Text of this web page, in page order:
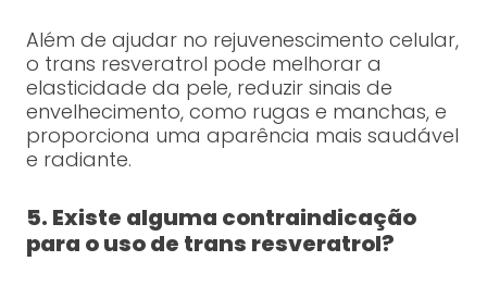
Além de ajudar no rejuvenescimento celular,
o trans resveratrol pode melhorar a
elasticidade da pele, reduzir sinais de
envelhecimento, como rugas e manchas, e
proporciona uma aparência mais saudável
e radiante.
5. Existe alguma contraindicação
para o uso de trans resveratrol?